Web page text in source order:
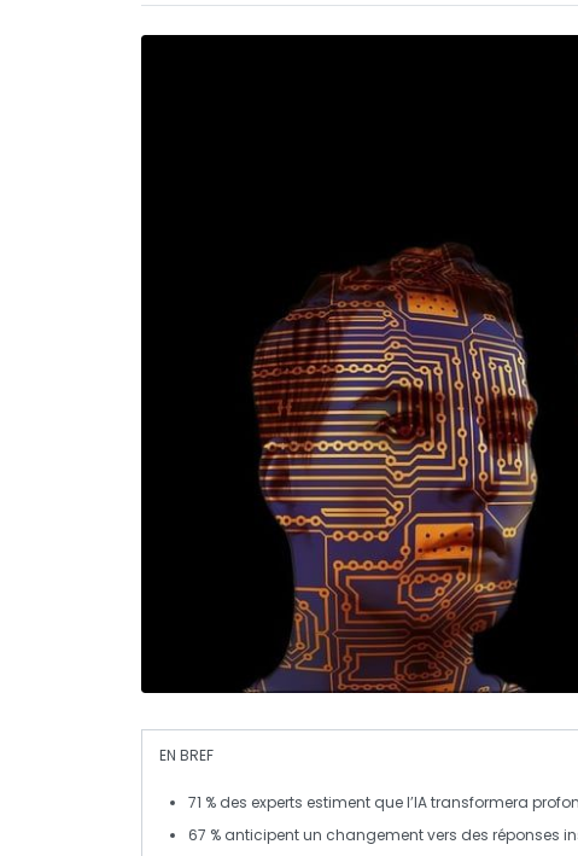
EN BREF
71 % des experts estiment que l’IA transformera
67 % anticipent un changement vers des réponses